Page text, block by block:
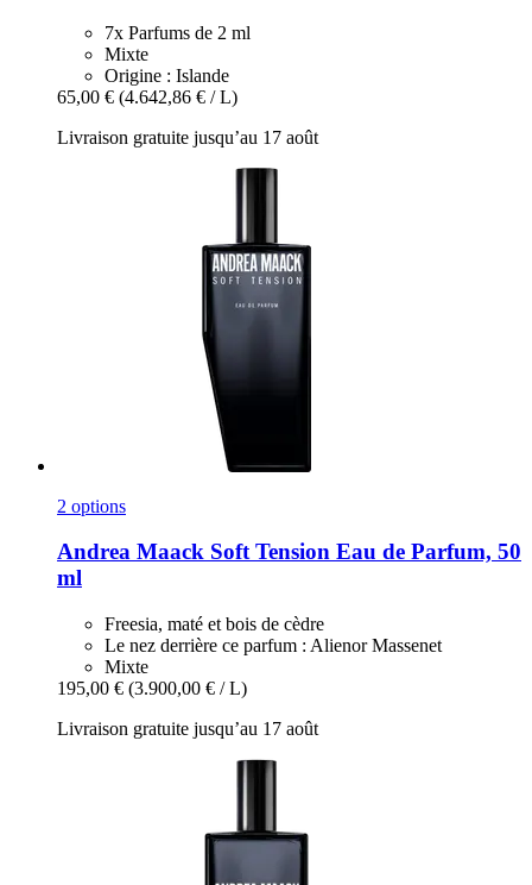
7x Parfums de 2 ml
Mixte
Origine : Islande
65,00 € (4.642,86 € / L)
Livraison gratuite jusqu’au 17 août
2 options
Andrea Maack Soft Tension Eau de Parfum, 50
ml
Freesia, maté et bois de cèdre
Le nez derrière ce parfum : Alienor Massenet
Mixte
195,00 € (3.900,00 € / L)
Livraison gratuite jusqu’au 17 août